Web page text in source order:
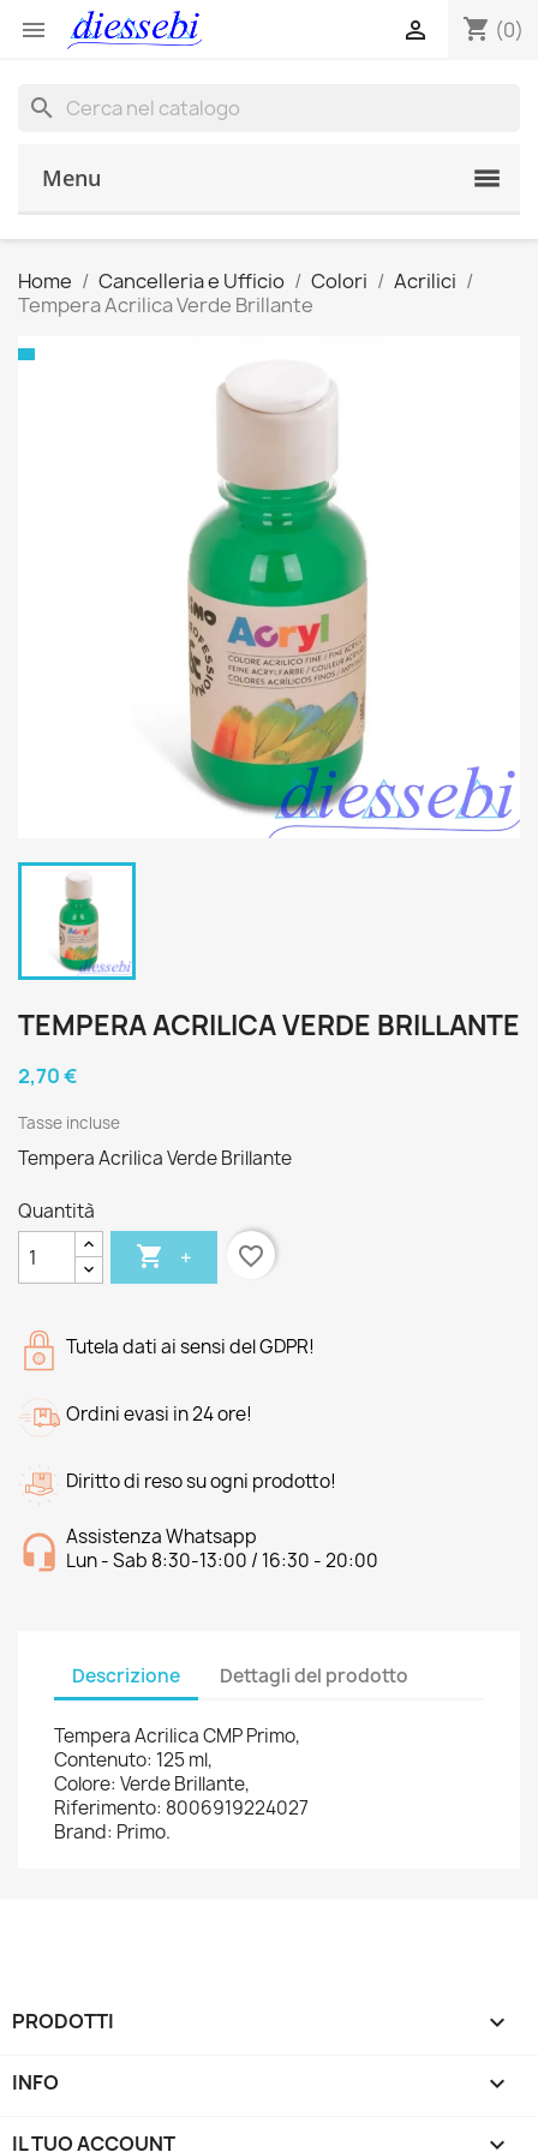
 shopping_cart (0)

search
Menu
Home Cancelleria e Ufficio Colori
Acrilici
Tempera Acrilica Verde Brillante
TEMPERA ACRILICA VERDE BRILLANTE
2,70 €
Tasse incluse
Tempera Acrilica Verde Brillante
Quantità
 + favorite_border
Tutela dati ai sensi del GDPR!
Ordini evasi in 24 ore!
Diritto di reso su ogni prodotto!
Assistenza Whatsapp
Lun - Sab 8:30-13:00 / 16:30 - 20:00
Descrizione Dettagli del prodotto
Tempera Acrilica CMP Primo,
Contenuto: 125 ml,
Colore: Verde Brillante,
Riferimento: 8006919224027
Brand: Primo.
PRODOTTI 
INFO 
IL TUO ACCOUNT 